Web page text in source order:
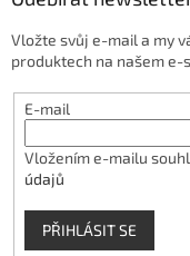
Vložte svůj e-mail a my
produktech na našem e-
E-mail
Vložením e-mailu
údajů
PŘIHLÁSIT SE